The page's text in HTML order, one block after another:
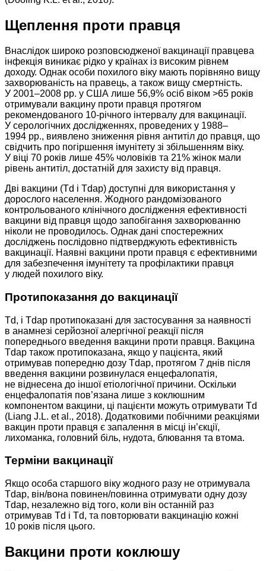
Щеплення проти правця
Внаслідок широко розповсюдженої вакцинації правцева
інфекція виникає рідко у країнах із високим рівнем
доходу. Однак особи похилого віку мають порівняно вищу
захворюваність на правець, а також вищу смертність.
У 2001–2008 рр. у США лише 56,9% осіб віком >65 років
отримували вакцину проти правця протягом
рекомендованого 10-річного інтервалу для вакцинації.
У серологічних дослідженнях, проведених у 1988–
1994 рр., виявлено зниження рівня антитіл до правця, що
свідчить про погіршення імунітету зі збільшенням віку.
У віці 70 років лише 45% чоловіків та 21% жінок мали
рівень антитіл, достатній для захисту від правця.
Дві вакцини (Td і Tdap) доступні для використання у
дорослого населення. Жодного рандомізованого
контрольованого клінічного дослідження ефективності
вакцини від правця щодо запобігання захворюванню
ніколи не проводилось. Однак дані спостережних
досліджень послідовно підтверджують ефективність
вакцинації. Наявні вакцини проти правця є ефективними
для забезпечення імунітету та профілактики правця
у людей похилого віку.
Протипоказання до вакцинації
Td, і Tdap протипоказані для застосування за наявності
в анамнезі серйозної алергічної реакції після
попереднього введення вакцини проти правця. Вакцина
Tdap також протипоказана, якщо у пацієнта, який
отримував попередню дозу Tdap, протягом 7 днів після
введення вакцини розвинулася енцефалопатія,
не віднесена до іншої етіологічної причини. Оскільки
енцефалопатія пов’язана лише з коклюшним
компонентом вакцини, ці пацієнти можуть отримувати Td
(Liang J.L. et al., 2018). Додатковими побічними реакціями
вакцин проти правця є запалення в місці ін’єкції,
лихоманка, головний біль, нудота, блювання та втома.
Терміни вакцинації
Якщо особа старшого віку жодного разу не отримувала
Tdap, він/вона повинен/повинна отримувати одну дозу
Tdap, незалежно від того, коли він останній раз
отримував Td і Td, та повторювати вакцинацію кожні
10 років після цього.
Вакцини проти коклюшу